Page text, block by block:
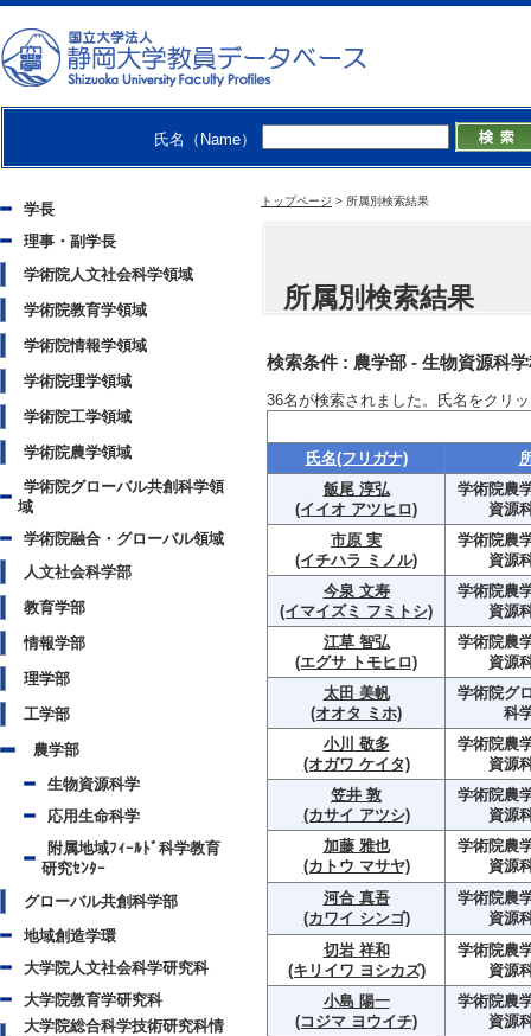
氏名（Name）
学長
理事・副学長
学術院人文社会科学領域
学術院教育学領域
学術院情報学領域
学術院理学領域
学術院工学領域
学術院農学領域
学術院グローバル共創科学領
域
学術院融合・グローバル領域
人文社会科学部
教育学部
情報学部
理学部
工学部
農学部
生物資源科学
応用生命科学
附属地域ﾌｨｰﾙﾄﾞ科学教育
研究ｾﾝﾀｰ
グローバル共創科学部
地域創造学環
大学院人文社会科学研究科
大学院教育学研究科
大学院総合科学技術研究科情
トップページ > 所属別検索結果
所属別検索結果
検索条件 : 農学部 - 生物資源科
36名が検索されました。氏名をクリ
氏名(フリガナ)
飯尾 淳弘
(イイオ アツヒロ)
学術院農
資源
市原 実
(イチハラ ミノル)
学術院農
資源
今泉 文寿
(イマイズミ フミトシ)
学術院農
資源
江草 智弘
(エグサ トモヒロ)
学術院農
資源
太田 美帆
(オオタ ミホ)
学術院グ
科
小川 敬多
(オガワ ケイタ)
学術院農
資源
笠井 敦
(カサイ アツシ)
学術院農
資源
加藤 雅也
(カトウ マサヤ)
学術院農
資源
河合 真吾
(カワイ シンゴ)
学術院農
資源
切岩 祥和
(キリイワ ヨシカズ)
学術院農
資源
小島 陽一
(コジマ ヨウイチ)
学術院農
資源